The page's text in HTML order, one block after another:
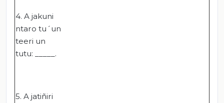
4. A jakuni
ntaro tu´un
teeri un
tutu: _____.
5. A jatiñiri